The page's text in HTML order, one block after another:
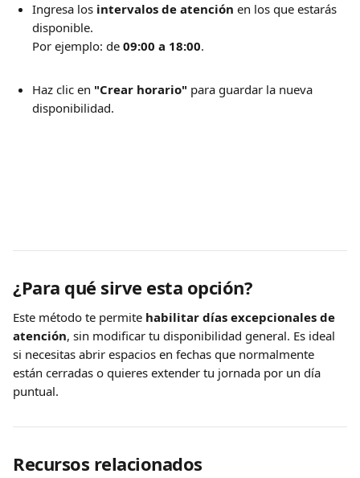
Ingresa los intervalos de atención en los que estarás
disponible.
Por ejemplo: de 09:00 a 18:00.
Haz clic en "Crear horario" para guardar la nueva
disponibilidad.
¿Para qué sirve esta opción?
Este método te permite habilitar días excepcionales de
atención, sin modificar tu disponibilidad general. Es ideal
si necesitas abrir espacios en fechas que normalmente
están cerradas o quieres extender tu jornada por un día
puntual.
Recursos relacionados